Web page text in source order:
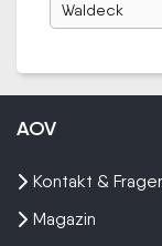
Waldeck
AOV
Kontakt &
Magazin